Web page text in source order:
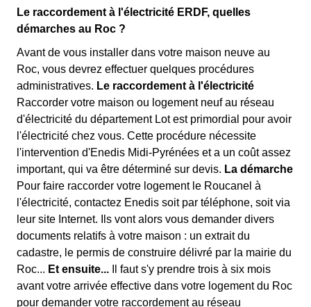
Le raccordement à l'électricité ERDF, quelles
démarches au Roc ?
Avant de vous installer dans votre maison neuve au
Roc, vous devrez effectuer quelques procédures
administratives. Le raccordement à l'électricité
Raccorder votre maison ou logement neuf au réseau
d'électricité du département Lot est primordial pour avoir
l'électricité chez vous. Cette procédure nécessite
l'intervention d'Enedis Midi-Pyrénées et a un coût assez
important, qui va être déterminé sur devis. La démarche
Pour faire raccorder votre logement le Roucanel à
l'électricité, contactez Enedis soit par téléphone, soit via
leur site Internet. Ils vont alors vous demander divers
documents relatifs à votre maison : un extrait du
cadastre, le permis de construire délivré par la mairie du
Roc... Et ensuite... Il faut s'y prendre trois à six mois
avant votre arrivée effective dans votre logement du Roc
pour demander votre raccordement au réseau